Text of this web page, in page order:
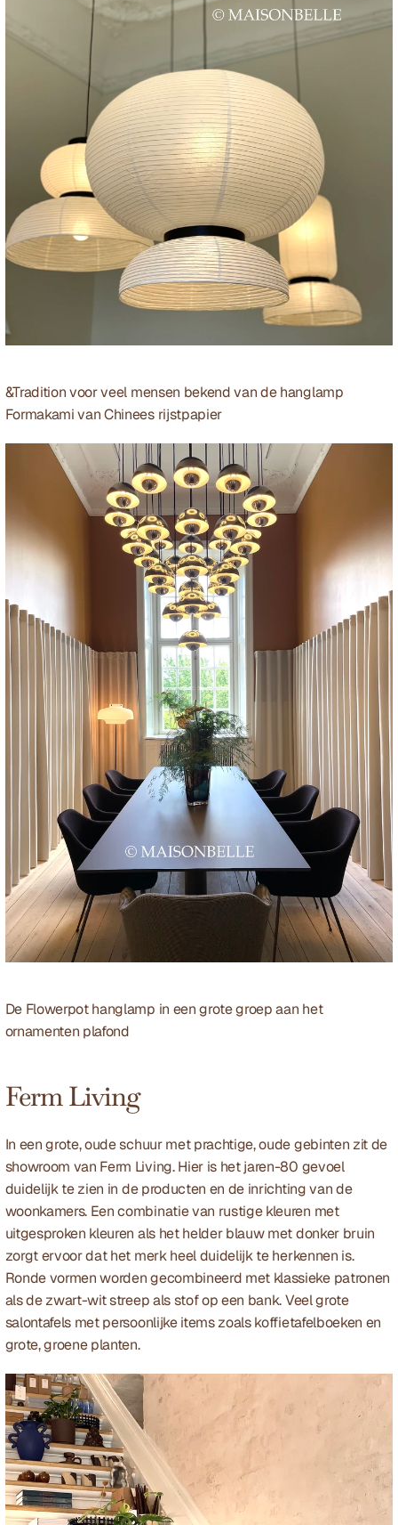
Formakami van Chinees rijstpapier
De Flowerpot hanglamp in een grote groep aan het
ornamenten plafond
Ferm Living
In een grote, oude schuur met prachtige, oude gebinten zit de
showroom van Ferm Living. Hier is het jaren-80 gevoel
duidelijk te zien in de producten en de inrichting van de
woonkamers. Een combinatie van rustige kleuren met
uitgesproken kleuren als het helder blauw met donker bruin
zorgt ervoor dat het merk heel duidelijk te herkennen is.
Ronde vormen worden gecombineerd met klassieke patronen
als de zwart-wit streep als stof op een bank. Veel grote
salontafels met persoonlijke items zoals koffietafelboeken en
grote, groene planten.